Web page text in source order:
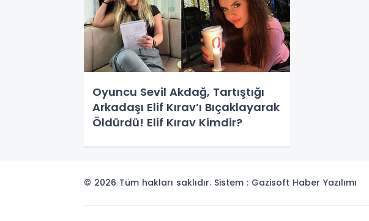
Oyuncu Sevil Akdağ, Tartıştığı
Arkadaşı Elif Kırav’ı Bıçaklayarak
Öldürdü! Elif Kırav Kimdir?
© 2026 Tüm hakları saklıdır. Sistem : Gazisoft Haber Yazılımı